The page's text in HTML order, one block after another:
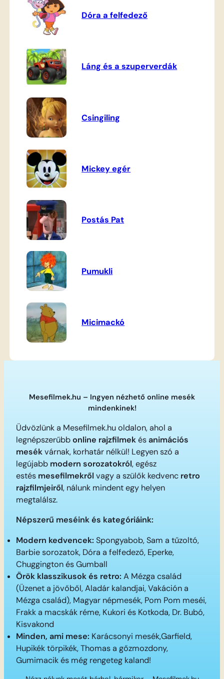
Dóra a felfedező
Láng és a szuperverdák
Csingiling
Mickey egér
Postás Pat
Pumukli
Micimackó
Mesefilmek.hu – Ingyen nézhető online mesék
mindenkinek!
Üdvözlünk a Mesefilmek.hu oldalon, ahol a
legnépszerűbbonline rajzfilmekésanimációs
mesékvárnak, korhatár nélkül! Legyen szó a
legújabb modern sorozatokról, egész
estés mesefilmekről vagy a szülők kedvenc retro
rajzfilmjeiről, nálunk mindent egy helyen
megtalálsz.
Népszerű meséink és kategóriáink:
Modern kedvencek: Spongyabob, Sam a tűzoltó,
Barbie sorozatok, Dóra a felfedező, Eperke,
Chuggington és Gumball
Örök klasszikusok és retro: A Mézga család
(Üzenet a jövőből, Aladár kalandjai, Vakáción a
Mézga család), Magyar népmesék, Pom Pom meséi,
Frakk a macskák réme, Kukori és Kotkoda, Dr. Bubó,
Kisvakond
Minden, ami mese: Karácsonyi mesék,Garfield,
Hupikék törpikék, Thomas a gőzmozdony,
Gumimacik és még rengeteg kaland!